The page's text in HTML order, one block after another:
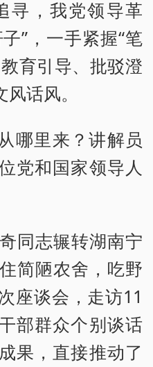
寻，我党领导革
”，一手紧握“笔
育引导、批驳澄
话风。
哪里来？讲解员
党和国家领导人
同志辗转湖南宁
简陋农舍，吃野
座谈会，走访11
部群众个别谈话
果，直接推动了